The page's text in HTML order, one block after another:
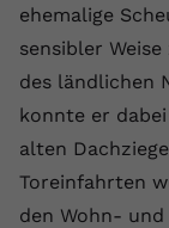
ehemalige
sensibler
des ländlichen
konnte er
alten
Toreinfahrten
den Wohn-